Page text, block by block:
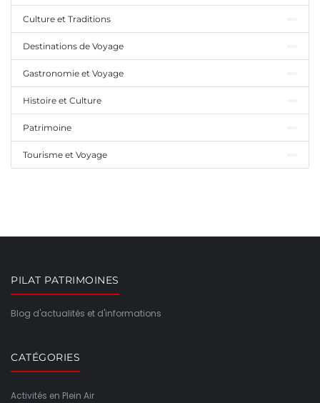
Culture et Traditions
Destinations de Voyage
Gastronomie et Voyage
Histoire et Culture
Patrimoine
Tourisme et Voyage
PILAT PATRIMOINES
Blog d'actualités et d'informations
CATÉGORIES
Activités en Plein Air